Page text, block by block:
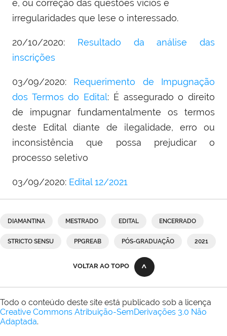
e, ou correção das questões vícios e
irregularidades que lese o interessado.
20/10/2020: Resultado da análise das
inscrições
03/09/2020: Requerimento de Impugnação
dos Termos do Edital: É assegurado o direito
de impugnar fundamentalmente os termos
deste Edital diante de ilegalidade, erro ou
inconsistência que possa prejudicar o
processo seletivo
03/09/2020: Edital 12/2021
DIAMANTINA MESTRADO EDITAL ENCERRADO
STRICTO SENSU PPGREAB PÓS-GRADUAÇÃO 2021
VOLTAR AO TOPO
Todo o conteúdo deste site está publicado sob a licença
Creative Commons Atribuição-SemDerivações 3.0 Não
Adaptada.